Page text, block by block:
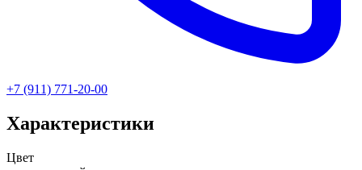
+7 (911) 771-20-00
Характеристики
Цвет